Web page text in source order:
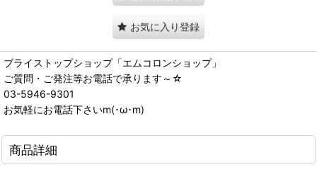
お気に入り登録
ブライストップショップ「エムコロンショップ」
ご質問・ご発注等お電話で承ります～☆
03-5946-9301
お気軽にお電話下さいm(･ω･m)
商品詳細